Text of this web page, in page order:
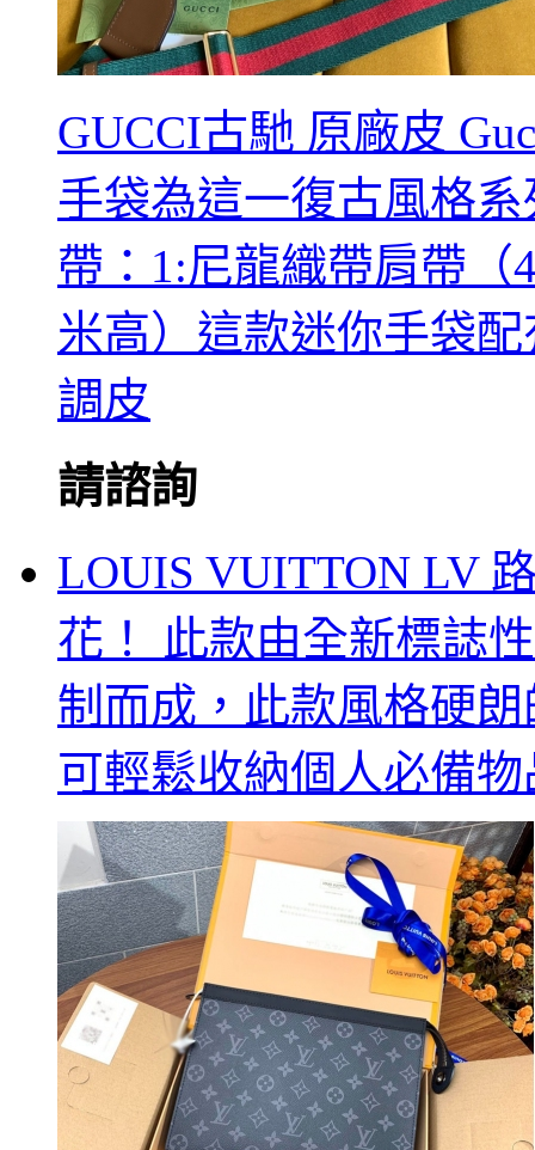
GUCCI古馳 原廠皮
手袋為這一復古風格
帶：1:尼龍織帶肩帶（
米高）這款迷你手袋
調皮
請諮詢
LOUIS VUITTON LV
花！ 此款由全新標誌
制而成，此款風格硬朗
可輕鬆收納個人必備